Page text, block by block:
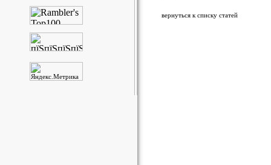
вернуться к списку статей